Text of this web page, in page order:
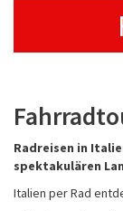
Radreisen in
spektakulären
Italien per Rad